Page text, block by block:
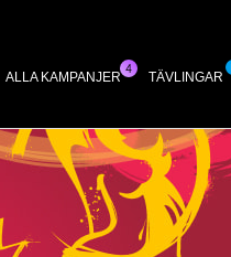
ALLA KAMPANJER TÄVLINGAR